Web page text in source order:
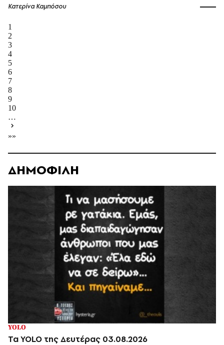
Κατερίνα Καμπόσου
1
2
3
4
5
6
7
8
9
10
…
»»
ΔΗΜΟΦΙΛΗ
YOLO
Τα YOLO της Δευτέρας 03.08.2026